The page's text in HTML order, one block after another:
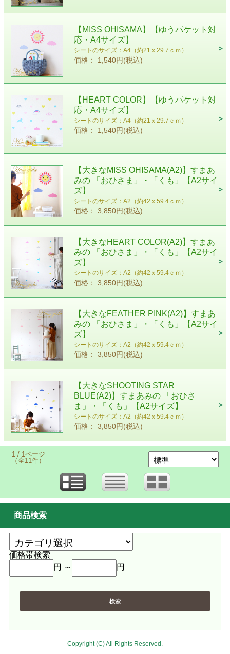
【MISS OHISAMA】【ゆうパケット対
応・A4サイズ】
シートのサイズ：A4（約21ｘ29.7ｃｍ）
価格： 1,540円(税込)
【HEART COLOR】【ゆうパケット対
応・A4サイズ】
シートのサイズ：A4（約21ｘ29.7ｃｍ）
価格： 1,540円(税込)
【大きなMISS OHISAMA(A2)】すまあ
みの 「おひさま」・「くも」【A2サイ
ズ】
シートのサイズ：A2（約42ｘ59.4ｃｍ）
価格： 3,850円(税込)
【大きなHEART COLOR(A2)】すまあ
みの 「おひさま」・「くも」【A2サイ
ズ】
シートのサイズ：A2（約42ｘ59.4ｃｍ）
価格： 3,850円(税込)
【大きなFEATHER PINK(A2)】すまあ
みの 「おひさま」・「くも」【A2サイ
ズ】
シートのサイズ：A2（約42ｘ59.4ｃｍ）
価格： 3,850円(税込)
【大きなSHOOTING STAR
BLUE(A2)】すまあみの 「おひさ
ま」・「くも」【A2サイズ】
シートのサイズ：A2（約42ｘ59.4ｃｍ）
価格： 3,850円(税込)
1 / 1ページ
（全11件）
商品検索
価格帯検索
円 ～
円
Copyright (C) All Rights Reserved.